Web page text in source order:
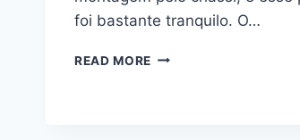
foi bastante tranquilo. O…
READ MORE MOWAG